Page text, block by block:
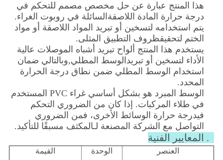
هذا المنتج عبارة عن حل مخصص مصمم للتحكم في
درجة حرارة المادة اللاصقة السائلة في روبوت الغراء.
يتم استخدامه لتسخين أو تبريد المواد اللاصقة أو مواد
الختم لتحقيقظروف التطبيق المثلى.
يستخدم هذا المنتج ألواح تبريد أشباه الموصلات عالية
الأداء لتسخين أو تبريدالوسط المطلي,وبالتالي ضمان
استخدام الوسط المطلي ضمن نطاق درجة الحرارة
المحدد.
الوسط المبرد هو بشكل أساسي غراء PVC المستخدم
في طلاء المركبات. إذا كان من الضروري التحكم
فيدرجة حرارة الوسائط الأخرى، فمن الضروري
التواصل مع الشركة المصنعة لـالمكثف ​​مسبقًا للتأكيد.
العنصر الوحدة
القيمة